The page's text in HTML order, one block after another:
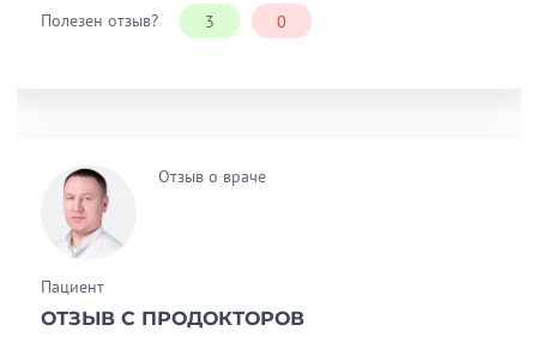
Полезен отзыв? 3 0
Отзыв о враче
Пациент
ОТЗЫВ С ПРОДОКТОРОВ